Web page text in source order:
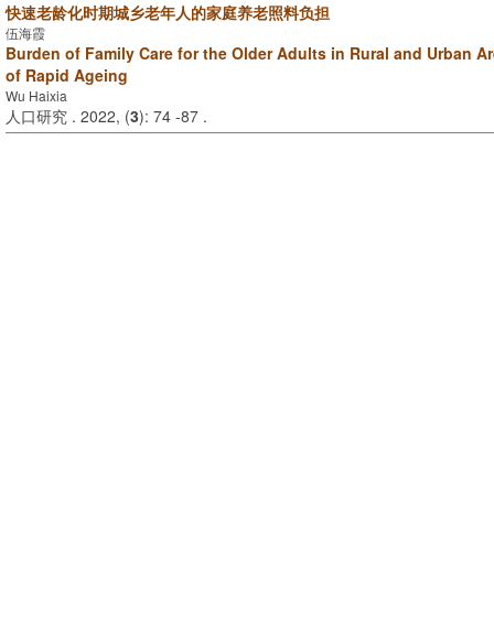
快速老龄化时期城乡老年人的家庭养老照料负担
伍海霞
Burden of Family Care for the Older Adults in Rural and Urban
of Rapid Ageing
Wu Haixia
人口研究 . 2022, (3): 74 -87 .